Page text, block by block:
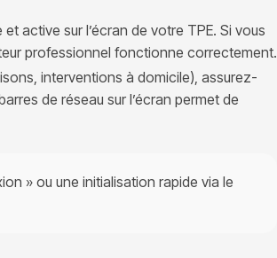
active sur l’écran de votre TPE. Si vous
professionnel fonctionne correctement.
interventions à domicile), assurez-
de réseau sur l’écran permet de
» ou une initialisation rapide via le